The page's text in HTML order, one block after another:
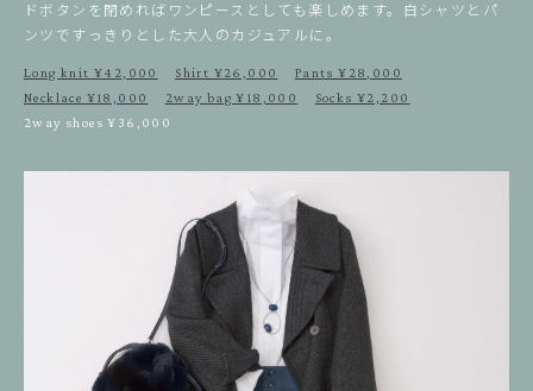
ドボタンを閉めればワンピースとしても楽しめます。白シャツとパ
ンツですっきりとした大人のカジュアルに。
Long knit ¥42,000 Shirt ¥26,000
Pants ¥28,000
Necklace ¥18,000
2way bag ¥18,000
Socks ¥2,200
2way shoes ¥36,000